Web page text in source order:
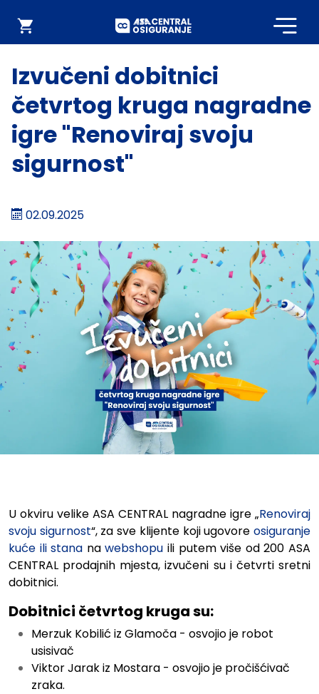
Webshop
Izvučeni dobitnici
četvrtog kruga nagradne
igre "Renoviraj svoju
sigurnost"
02.09.2025
Izvučeni dobitnici četvrtog
U okviru velike ASA CENTRAL nagradne igre „Renoviraj
svoju sigurnost“, za sve klijente koji ugovoreosiguranje
kuće ili stana nawebshopu ili putem više od 200 ASA
CENTRAL prodajnih mjesta, izvučeni su i četvrti sretni
dobitnici.
Dobitnici četvrtog kruga su:
Merzuk Kobilić iz Glamoča - osvojio je robot
usisivač
Viktor Jarak iz Mostara - osvojio je pročišćivač
zraka.